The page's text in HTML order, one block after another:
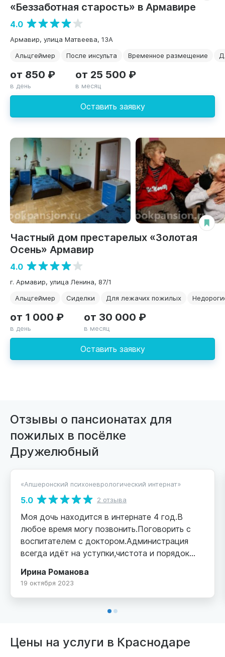
«Беззаботная старость» в Армавире
4.0
Армавир, улица Матвеева, 13А
Альцгеймер
После инсульта Временное размещение
Оставить заявку
от 850 ₽
в день
от 25 500 ₽
в месяц
Частный дом престарелых «Золотая
Осень» Армавир
4.0
г. Армавир, улица Ленина, 87/1
Альцгеймер
Сиделки Для лежачих пожилых
Оставить заявку
от 1 000 ₽
в день
от 30 000 ₽
в месяц
Отзывы о пансионатах для
пожилых в посёлке
Дружелюбный
«Апшеронский психоневрологический интернат»
5.0 2 отзыва
Моя дочь находится в интернате 4 год.В
любое время могу позвонить.Поговорить с
воспитателем с доктором.Администрация
всегда идёт на уступки,чистота и порядок
фрукты.До определения дочери я обьездила
по краю много интернетом с заболеванием
Спасибо сотрудникам и директору за заботу
Ирина Романова
19 октября 2023
Цены на услуги в Краснодаре